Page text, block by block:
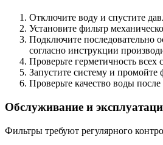
Отключите воду и спустите
Установите фильтр
Подключите последовательно
согласно инструкции
Проверьте герметичность всех
Запустите систему и
Проверьте качество воды после
Обслуживание и
Фильтры требуют регулярного